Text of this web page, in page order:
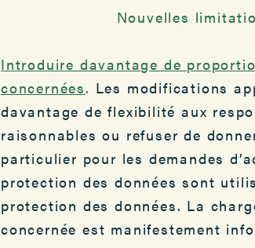
Nouvelles
Introduire davantage de
concernées. Les modifications
davantage de flexibilité aux
raisonnables ou refuser de
particulier pour les demandes
protection des données sont
protection des données. La
concernée est manifestement